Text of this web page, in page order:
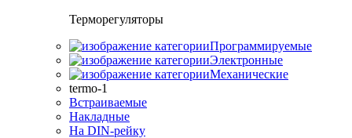
Терморегуляторы
Программируемые
Электронные
Механические
termo-1
Встраиваемые
Накладные
На DIN-рейку